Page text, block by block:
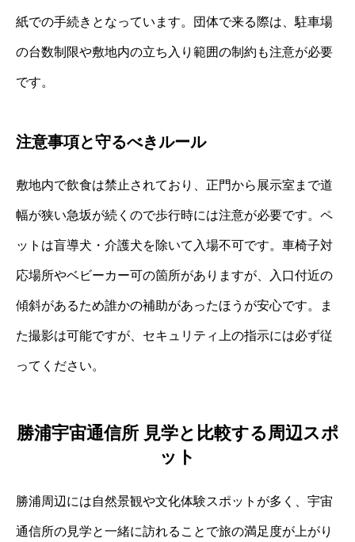
紙での手続きとなっています。団体で来る際は、駐車場
の台数制限や敷地内の立ち入り範囲の制約も注意が必要
です。
注意事項と守るべきルール
敷地内で飲食は禁止されており、正門から展示室まで道
幅が狭い急坂が続くので歩行時には注意が必要です。ペ
ットは盲導犬・介護犬を除いて入場不可です。車椅子対
応場所やベビーカー可の箇所がありますが、入口付近の
傾斜があるため誰かの補助があったほうが安心です。ま
た撮影は可能ですが、セキュリティ上の指示には必ず従
ってください。
勝浦宇宙通信所 見学と比較する周辺スポ
ット
勝浦周辺には自然景観や文化体験スポットが多く、宇宙
通信所の見学と一緒に訪れることで旅の満足度が上がり